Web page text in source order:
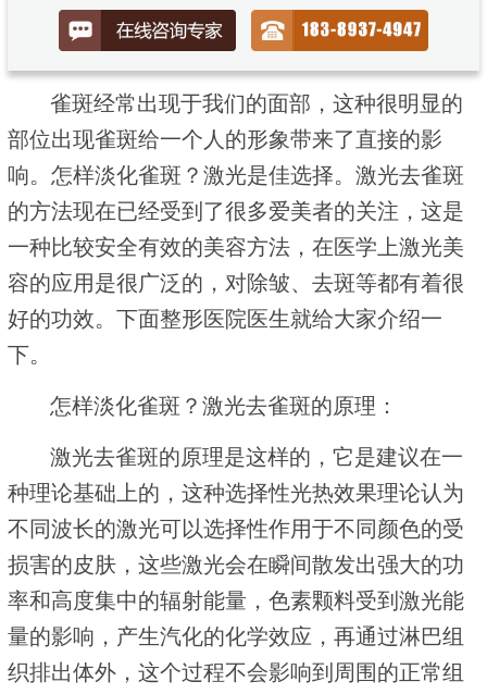
雀斑经常出现于我们的面部，这种很明显的
部位出现雀斑给一个人的形象带来了直接的影
响。怎样淡化雀斑？激光是佳选择。激光去雀斑
的方法现在已经受到了很多爱美者的关注，这是
一种比较安全有效的美容方法，在医学上激光美
容的应用是很广泛的，对除皱、去斑等都有着很
好的功效。下面整形医院医生就给大家介绍一
下。
怎样淡化雀斑？激光去雀斑的原理：
激光去雀斑的原理是这样的，它是建议在一
种理论基础上的，这种选择性光热效果理论认为
不同波长的激光可以选择性作用于不同颜色的受
损害的皮肤，这些激光会在瞬间散发出强大的功
率和高度集中的辐射能量，色素颗料受到激光能
量的影响，产生汽化的化学效应，再通过淋巴组
织排出体外，这个过程不会影响到周围的正常组